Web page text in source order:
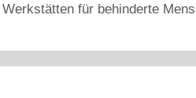
Werkstätten für behinderte